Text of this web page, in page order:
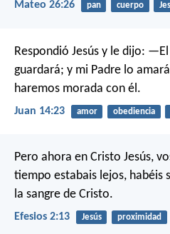
Mateo 26:26 pan cuerpo
Respondió Jesús y le dijo:
guardará; y mi Padre lo
haremos morada con él.
Juan 14:23 amor obediencia
Pero ahora en Cristo Jesús,
tiempo estabais lejos, habéis
la sangre de Cristo.
Efesios 2:13 Jesús proximidad